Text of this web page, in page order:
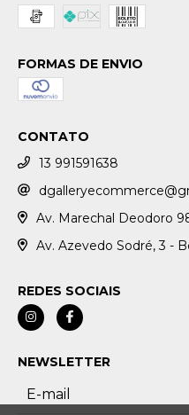
FORMAS DE ENVIO
CONTATO
13 991591638
Av. Marechal Deodoro
Av. Azevedo Sodré, 3 -
REDES SOCIAIS
NEWSLETTER